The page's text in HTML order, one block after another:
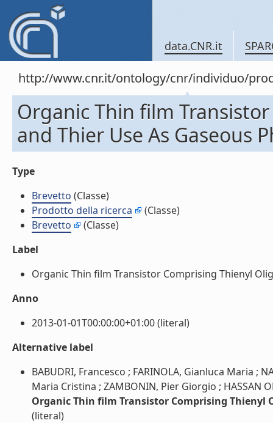
data.CNR.it
http://www.cnr.it/ontology/cnr/individuo/
Organic Thin film
and Thier Use As Gaseous
Type
Brevetto (Classe)
Prodotto della ricerca
(Classe)
Brevetto
(Classe)
Label
Organic Thin film Transistor Comprising Thienyl
Anno
2013-01-01T00:00:00+01:00 (literal)
Alternative label
BABUDRI, Francesco ; FARINOLA, Gianluca Maria ;
Maria Cristina ; ZAMBONIN, Pier Giorgio ; HASSAN
Organic Thin film Transistor Comprising Thienyl
(literal)